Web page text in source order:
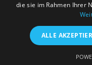
die sie im Rahmen Ihrer
ALLE